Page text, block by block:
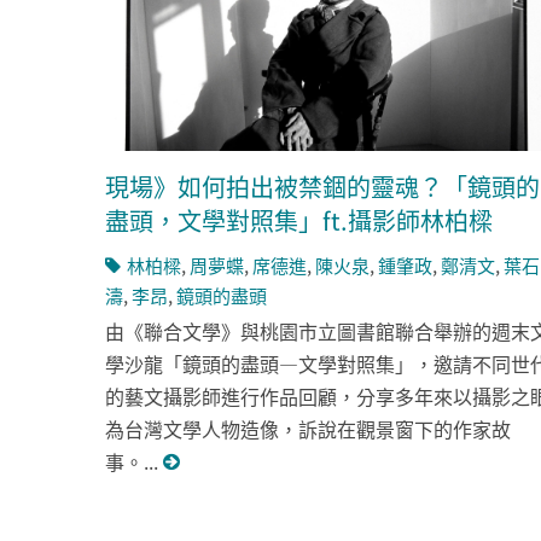
現場》如何拍出被禁錮的靈魂？「鏡頭的
盡頭，文學對照集」ft.攝影師林柏樑
林柏樑, 周夢蝶, 席德進, 陳火泉,鍾肇政,鄭清文,葉石
濤,李昂,鏡頭的盡頭
由《聯合文學》與桃園市立圖書館聯合舉辦的週末
學沙龍「鏡頭的盡頭—文學對照集」，邀請不同世
的藝文攝影師進行作品回顧，分享多年來以攝影之
為台灣文學人物造像，訴說在觀景窗下的作家故
事。...